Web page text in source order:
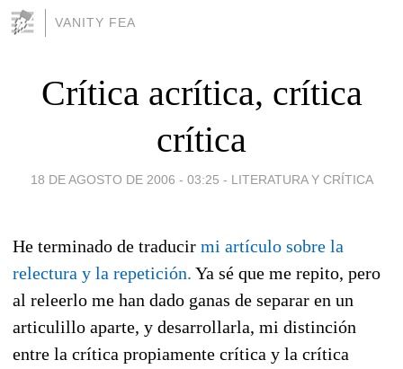
VANITY FEA
Crítica acrítica, crítica
crítica
18 DE AGOSTO DE 2006 - 03:25 - LITERATURA Y CRÍTICA
He terminado de traducir mi artículo sobre la
relectura y la repetición. Ya sé que me repito, pero
al releerlo me han dado ganas de separar en un
articulillo aparte, y desarrollarla, mi distinción
entre la crítica propiamente crítica y la crítica